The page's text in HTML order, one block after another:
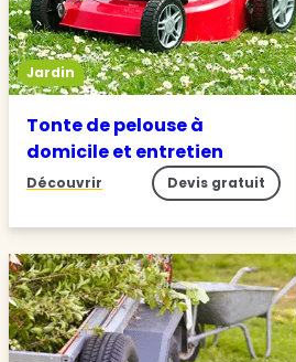
Jardin
Tonte de pelouse à
domicile et entretien
Découvrir Devis gratuit